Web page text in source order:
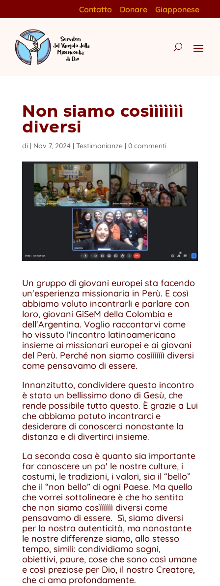
Contatto Donare Giapponese
Non siamo cosììììììì
diversi
di Nov 7, 2024 Testimonianze| 0 commenti
Un gruppo di giovani europei sta facendo
un'esperienza missionaria in Perù. E così
abbiamo voluto incontrarli e parlare con
loro, giovani GiSeM della Colombia e
dell'Argentina. Voglio raccontarvi come
ho vissuto l'incontro latinoamericano
insieme ai missionari europei e ai giovani
del Perù. Perché non siamo cosììììììì diversi
come pensavamo di essere.
Innanzitutto, condividere questo incontro
è stato un bellissimo dono di Gesù, che
rende possibile tutto questo. È grazie a Lui
che abbiamo potuto incontrarci e
desiderare di conoscerci nonostante la
distanza e di divertirci insieme.
La seconda cosa è quanto sia importante
far conoscere un po' le nostre culture, i
costumi, le tradizioni, i valori, sia il “bello”
che il “non bello” di ogni Paese. Ma quello
che vorrei sottolineare è che ho sentito
che non siamo cosììììììì diversi come
pensavamo di essere. Sì, siamo diversi
per la nostra autenticità, ma nonostante
le nostre differenze siamo, allo stesso
tempo, simili: condividiamo sogni,
obiettivi, paure, cose che sono così umane
e così preziose per Dio, il nostro Creatore,
che ci ama profondamente.